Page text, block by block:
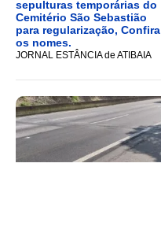
sepulturas temporárias do
Cemitério São Sebastião
para regularização, Confira
os nomes.
JORNAL ESTÂNCIA de ATIBAIA